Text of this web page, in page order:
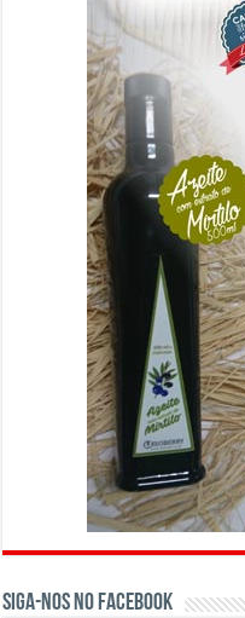
Siga-nos no Facebook